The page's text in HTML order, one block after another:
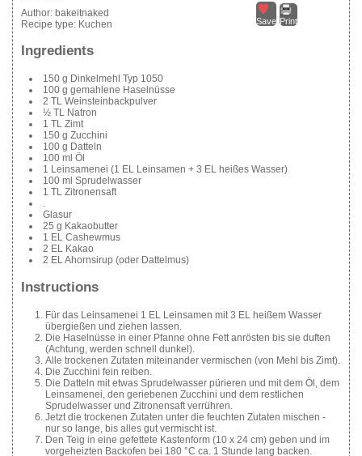
Save Print
Author: bakeitnaked
Recipe type: Kuchen
Ingredients
150 g Dinkelmehl Typ 1050
100 g gemahlene Haselnüsse
2 TL Weinsteinbackpulver
½ TL Natron
1 TL Zimt
150 g Zucchini
100 g Datteln
100 ml Öl
1 Leinsamenei (1 EL Leinsamen + 3 EL heißes Wasser)
100 ml Sprudelwasser
1 TL Zitronensaft
.
Glasur
25 g Kakaobutter
1 EL Cashewmus
2 EL Kakao
2 EL Ahornsirup (oder Dattelmus)
Instructions
Für das Leinsamenei 1 EL Leinsamen mit 3 EL heißem Wasser
übergießen und ziehen lassen.
Die Haselnüsse in einer Pfanne ohne Fett anrösten bis sie duften
(Achtung, werden schnell dunkel).
Alle trockenen Zutaten miteinander vermischen (von Mehl bis Zimt).
Die Zucchini fein reiben.
Die Datteln mit etwas Sprudelwasser pürieren und mit dem Öl, dem
Leinsamenei, den geriebenen Zucchini und dem restlichen
Sprudelwasser und Zitronensaft verrühren.
Jetzt die trockenen Zutaten unter die feuchten Zutaten mischen -
nur so lange, bis alles gut vermischt ist.
Den Teig in eine gefettete Kastenform (10 x 24 cm) geben und im
vorgeheizten Backofen bei 180 °C ca. 1 Stunde lang backen.